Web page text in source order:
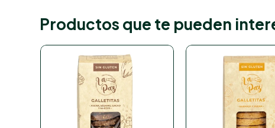
Productos que te pueden